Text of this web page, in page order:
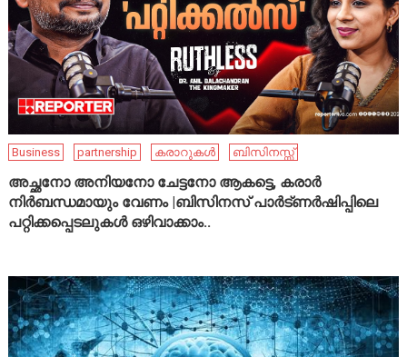
Business partnership കരാറുകൾ ബിസിനസ്സ്
അച്ഛനോ അനിയനോ ചേട്ടനോ ആകട്ടെ, കരാർ
നിർബന്ധമായും വേണം |ബിസിനസ് പാർട്ണർഷിപ്പിലെ
പറ്റിക്കപ്പെടലുകൾ ഒഴിവാക്കാം..